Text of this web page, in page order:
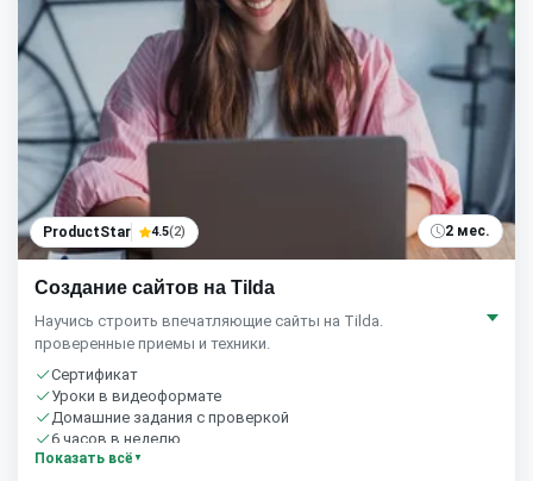
ProductStar 4.5(2) 2 мес.
Создание сайтов на Tilda
Научись строить впечатляющие сайты на Tilda.
проверенные приемы и техники.
Сертификат
Уроки в видеоформате
Домашние задания с проверкой
6 часов в неделю
Показать всё